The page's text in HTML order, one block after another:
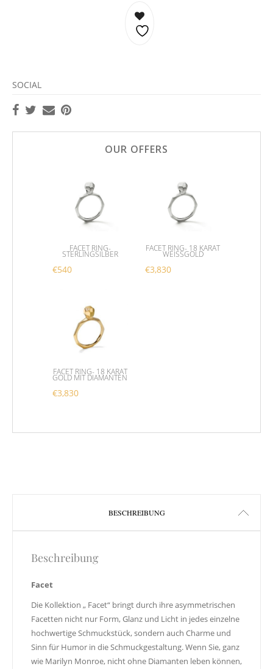
SOCIAL
OUR OFFERS
FACET RING-
STERLINGSILBER
€540
FACET RING- 18 KARAT
GOLD MIT DIAMANTEN
€3,830
FACET RING- 18 KARAT
WEISSGOLD
€3,830
BESCHREIBUNG
Beschreibung
Facet
Die Kollektion „ Facet“ bringt durch ihre asymmetrischen
Facetten nicht nur Form, Glanz und Licht in jedes einzelne
hochwertige Schmuckstück, sondern auch Charme und
Sinn für Humor in die Schmuckgestaltung. Wenn Sie, ganz
wie Marilyn Monroe, nicht ohne Diamanten leben können,